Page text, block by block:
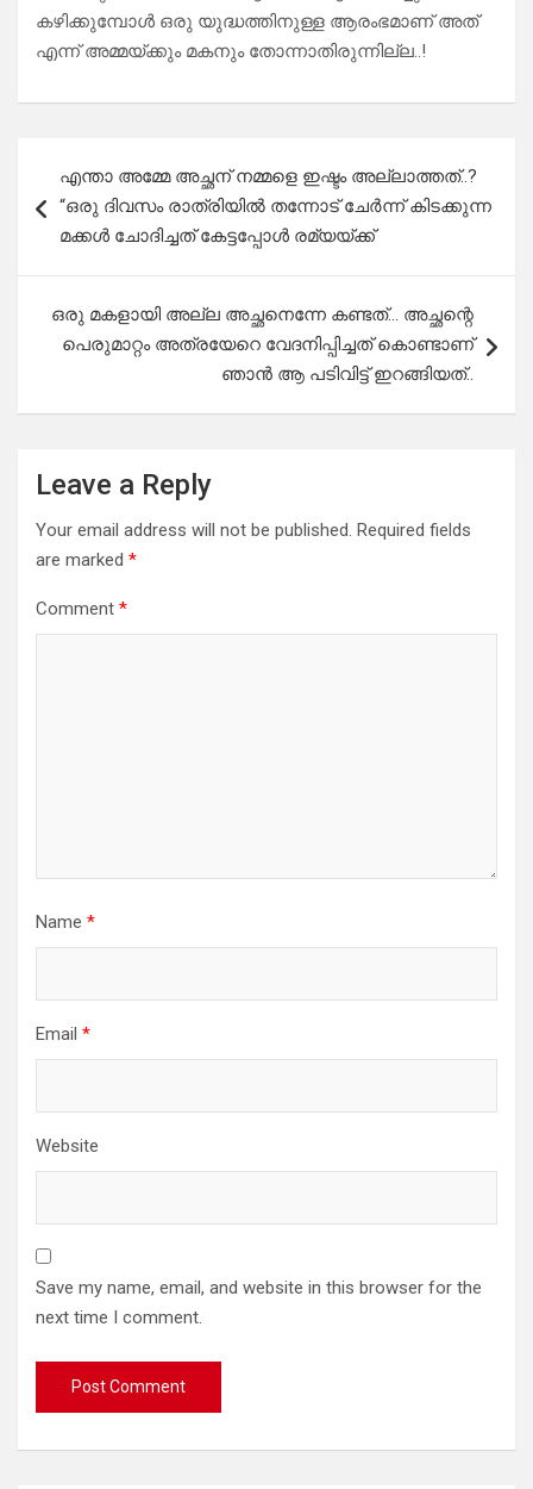
കഴിക്കുമ്പോൾ ഒരു യുദ്ധത്തിനുള്ള ആരംഭമാണ് അത്
എന്ന് അമ്മയ്ക്കും മകനും തോന്നാതിരുന്നില്ല..!
navigation
എന്താ അമ്മേ അച്ഛന് നമ്മളെ ഇഷ്ടം അല്ലാത്തത്..?
“ഒരു ദിവസം രാത്രിയിൽ തന്നോട് ചേർന്ന് കിടക്കുന്ന
മക്കൾ ചോദിച്ചത് കേട്ടപ്പോൾ രമ്യയ്ക്ക്
ഒരു മകളായി അല്ല അച്ഛനെന്നേ കണ്ടത്… അച്ഛന്റെ
പെരുമാറ്റം അത്രയേറെ വേദനിപ്പിച്ചത് കൊണ്ടാണ്
ഞാൻ ആ പടിവിട്ട് ഇറങ്ങിയത്..
Leave a Reply
Your email address will not be published. Required fields
are marked *
Comment *
Name *
Email *
Website
Save my name, email, and website in this browser for the
next time I comment.